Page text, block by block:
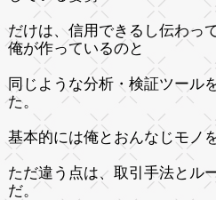
だけは、信用できるし伝わっ
俺が作っているのと
同じような分析・検証ツール
た。
基本的には俺とおんなじモノ
ただ違う点は、取引手法とル
だ。